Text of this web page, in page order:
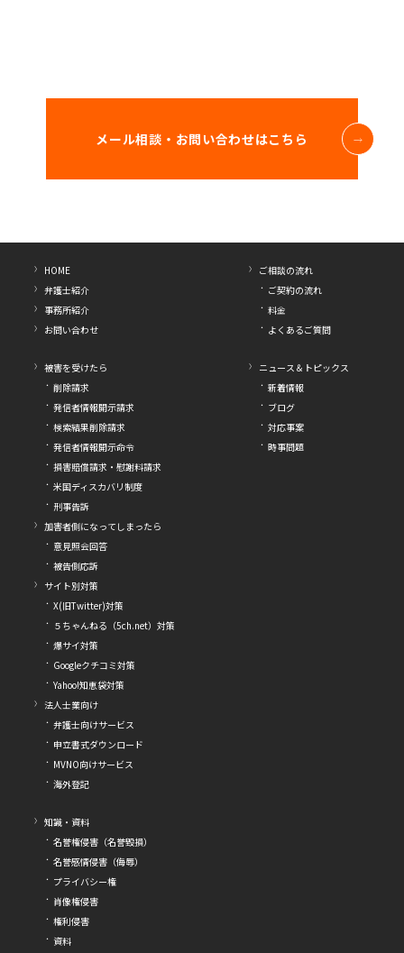
メール相談・お問い合わせはこちら
HOME
弁護士紹介
事務所紹介
お問い合わせ
ご相談の流れ
ご契約の流れ
料金
よくあるご質問
被害を受けたら
削除請求
発信者情報開示請求
検索結果削除請求
発信者情報開示命令
損害賠償請求・慰謝料請求
米国ディスカバリ制度
刑事告訴
加害者側になってしまったら
意見照会回答
被告側応訴
サイト別対策
X(旧Twitter)対策
５ちゃんねる（5ch.net）対策
爆サイ対策
Googleクチコミ対策
Yahoo!知恵袋対策
法人士業向け
弁護士向けサービス
申立書式ダウンロード
MVNO向けサービス
海外登記
ニュース＆トピックス
新着情報
ブログ
対応事案
時事問題
知識・資料
名誉権侵害（名誉毀損）
名誉感情侵害（侮辱）
プライバシー権
肖像権侵害
権利侵害
資料